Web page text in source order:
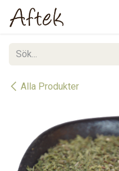
Hoppa till innehåll
Alla Produkter